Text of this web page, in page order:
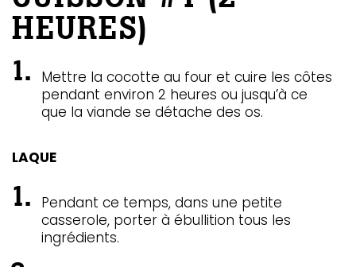
HEURES)
Mettre la cocotte au four et cuire les côtes
pendant environ 2 heures ou jusqu’à ce
que la viande se détache des os.
LAQUE
Pendant ce temps, dans une petite
casserole, porter à ébullition tous les
ingrédients.